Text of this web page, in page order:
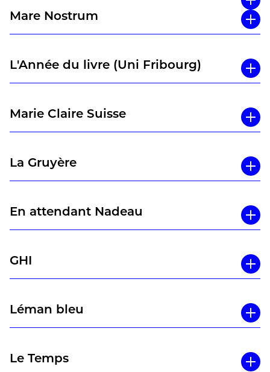
Mare Nostrum
L'Année du livre (Uni Fribourg)
Marie Claire Suisse
La Gruyère
En attendant Nadeau
GHI
Léman bleu
Le Temps